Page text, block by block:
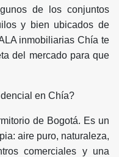
de los conjuntos
y bien ubicados de
inmobiliarias Chía te
del mercado para que
en Chía?
de Bogotá. Es un
aire puro, naturaleza,
comerciales y una